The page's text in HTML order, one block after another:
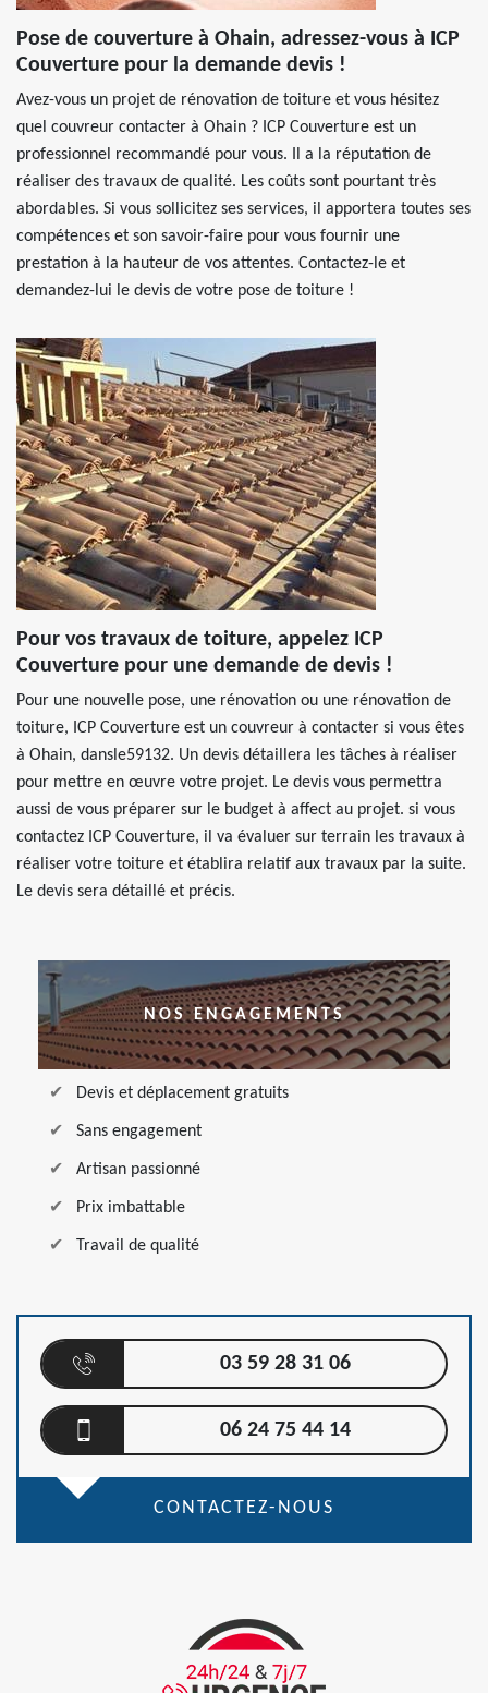
Pose de couverture à Ohain, adressez-vous à ICP
Couverture pour la demande devis !
Avez-vous un projet de rénovation de toiture et vous hésitez
quel couvreur contacter à Ohain ? ICP Couverture est un
professionnel recommandé pour vous. Il a la réputation de
réaliser des travaux de qualité. Les coûts sont pourtant très
abordables. Si vous sollicitez ses services, il apportera toutes ses
compétences et son savoir-faire pour vous fournir une
prestation à la hauteur de vos attentes. Contactez-le et
demandez-lui le devis de votre pose de toiture !
Pour vos travaux de toiture, appelez ICP
Couverture pour une demande de devis !
Pour une nouvelle pose, une rénovation ou une rénovation de
toiture, ICP Couverture est un couvreur à contacter si vous êtes
à Ohain, dansle59132. Un devis détaillera les tâches à réaliser
pour mettre en œuvre votre projet. Le devis vous permettra
aussi de vous préparer sur le budget à affect au projet. si vous
contactez ICP Couverture, il va évaluer sur terrain les travaux à
réaliser votre toiture et établira relatif aux travaux par la suite.
Le devis sera détaillé et précis.
NOS ENGAGEMENTS
Devis et déplacement gratuits
Sans engagement
Artisan passionné
Prix imbattable
Travail de qualité
03 59 28 31 06
06 24 75 44 14
CONTACTEZ-NOUS